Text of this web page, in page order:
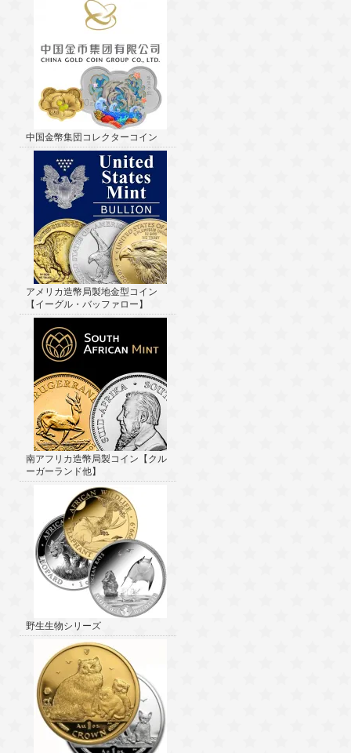
中国金幣集団コレクターコイン
アメリカ造幣局製地金型コイン
【イーグル・バッファロー】
南アフリカ造幣局製コイン【クル
ーガーランド他】
野生生物シリーズ